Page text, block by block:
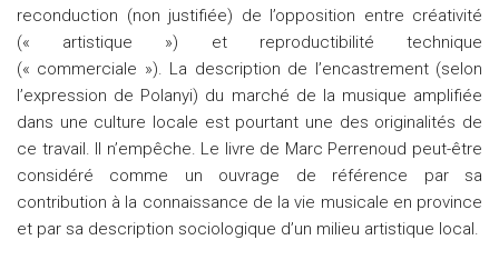
reconduction (non justifiée) de l’opposition entre créativité
(« artistique ») et reproductibilité technique
(« commerciale »). La description de l’encastrement (selon
l’expression de Polanyi) du marché de la musique amplifiée
dans une culture locale est pourtant une des originalités de
ce travail. Il n’empêche. Le livre de Marc Perrenoud peut-être
considéré comme un ouvrage de référence par sa
contribution à la connaissance de la vie musicale en province
et par sa description sociologique d’un milieu artistique local.